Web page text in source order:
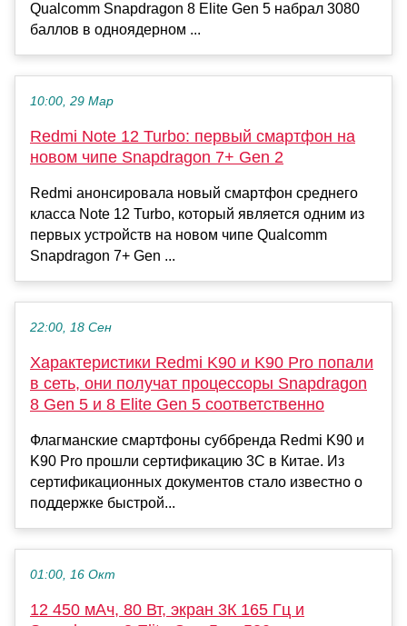
Qualcomm Snapdragon 8 Elite Gen 5 набрал 3080
баллов в одноядерном ...
10:00, 29 Мар
Redmi Note 12 Turbo: первый смартфон на
новом чипе Snapdragon 7+ Gen 2
Redmi анонсировала новый смартфон среднего
класса Note 12 Turbo, который является одним из
первых устройств на новом чипе Qualcomm
Snapdragon 7+ Gen ...
22:00, 18 Сен
Характеристики Redmi K90 и K90 Pro попали
в сеть, они получат процессоры Snapdragon
8 Gen 5 и 8 Elite Gen 5 соответственно
Флагманские смартфоны суббренда Redmi K90 и
K90 Pro прошли сертификацию 3C в Китае. Из
сертификационных документов стало известно о
поддержке быстрой...
01:00, 16 Окт
12 450 мАч, 80 Вт, экран 3К 165 Гц и